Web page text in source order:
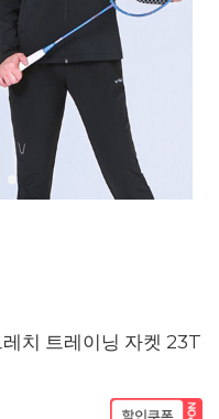
치 트레이닝 자켓 23T